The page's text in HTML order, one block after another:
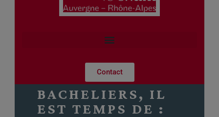
Contact
BACHELIERS, IL
EST TEMPS DE :